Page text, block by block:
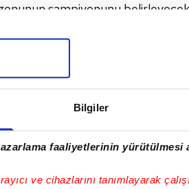
Bilgiler
faaliyetlerinin yürütülmesi
ve cihazlarını tanımlayarak
şampiyonunu belirleyecek
Haziran Pazar günü TSİ 22.00'de
#RANDAL KOLO MUANI